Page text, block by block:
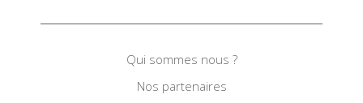
Qui sommes nous ?
Nos partenaires